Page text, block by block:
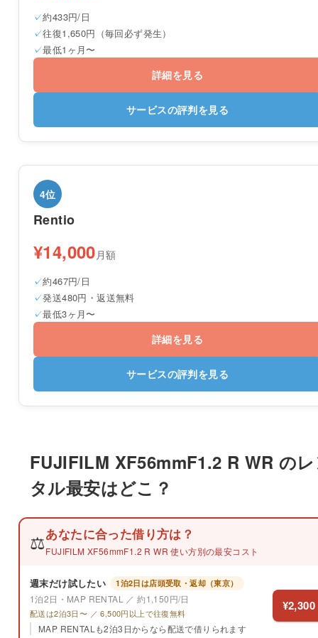
約433円/日
往復1,650円（毎回必ず発生）
最低1ヶ月〜
詳細を見る
サービスの評判を見る
4位
Rentio
¥14,000 月額
約467円/日
発送480円・返送無料
最低3ヶ月〜
詳細を見る
サービスの評判を見る
FUJIFILM XF56mmF1.2 R WR の
タル最安はどこ？
⚖️あなたに合った借り方は？
FUJIFILM XF56mmF1.2 R WR 使い方別の最安コスト
週末だけ試したい 1泊2日は店頭受取・返却（東京）
1泊2日・MAP RENTAL ／ 約1,150円/日
配送は2泊3日〜 ／ 6,500円以上で往復無料
MAP RENTALも2泊3日からなら配送で借りられます
¥2,300